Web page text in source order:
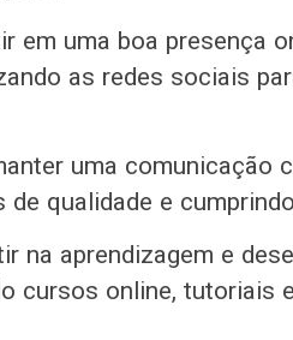
em uma boa presença
as redes sociais
uma comunicação
qualidade e
na aprendizagem e
cursos online, tutoriais